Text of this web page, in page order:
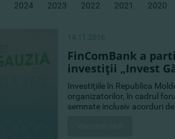
2024 2023 2022 2021 2020
14.11.2016
FinComBank a
investiţii „Invest
Investiţiile în Republica
organizatorilor, în cadrul
semnate inclusiv acorduri